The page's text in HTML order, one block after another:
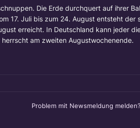
Die Erde durchquert auf ihrer
17. Juli bis zum 24. August entsteht
erreicht. In Deutschland kann jeder
am zweiten Augustwochenende.
Problem mit Newsmeldung melden?